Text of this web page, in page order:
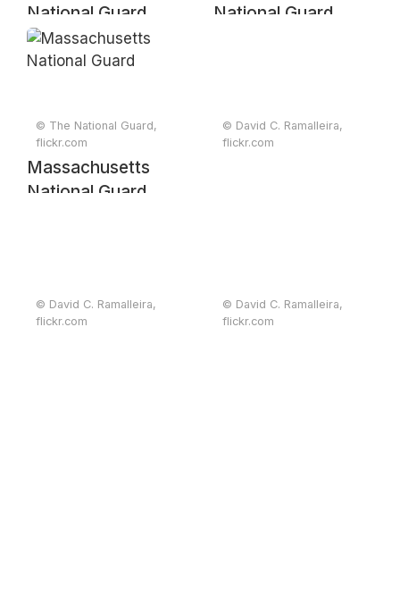
National Guard
National Guard
© The National Guard,
flickr.com
Massachusetts
National Guard
© David C. Ramalleira,
flickr.com
© David C. Ramalleira,
flickr.com
© David C. Ramalleira,
flickr.com